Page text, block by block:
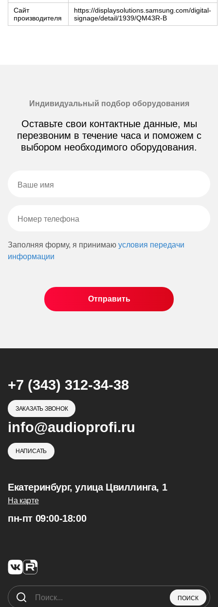
Сайт
производителя
https://displaysolutions.samsung.com/digital-
signage/detail/1939/QM43R-B
Индивидуальный подбор оборудования
Оставьте свои контактные данные, мы
перезвоним в течение часа и поможем с
выбором необходимого оборудования.
Заполняя форму, я принимаю условия передачи
информации
+7 (343) 312-34-38
ЗАКАЗАТЬ ЗВОНОК
info@audioprofi.ru
НАПИСАТЬ
Екатеринбург, улица Цвиллинга, 1
На карте
пн-пт 09:00-18:00
ПОИСК